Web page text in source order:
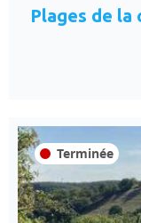
Plages de la
Terminée